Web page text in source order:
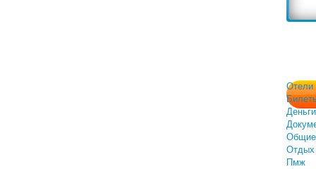
Отели
Деньги
Общие
Отдых
Пмж